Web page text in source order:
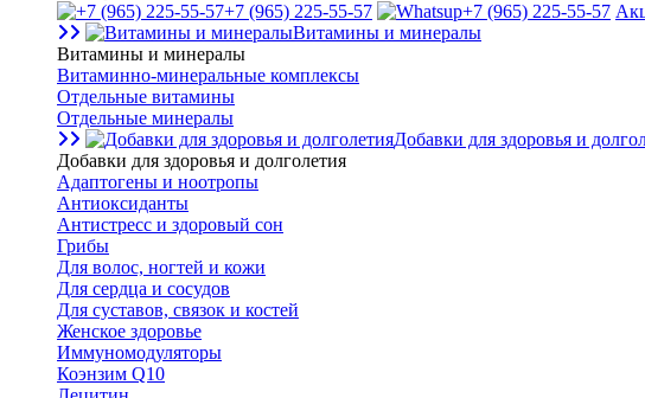
+7 (965) 225-55-57 +7 (965) 225-55-57
Витамины и минералы
Витамины и минералы
Витаминно-минеральные комплексы
Отдельные витамины
Отдельные минералы
Добавки для здоровья и
Добавки для здоровья и долголетия
Адаптогены и ноотропы
Антиоксиданты
Антистресс и здоровый сон
Грибы
Для волос, ногтей и кожи
Для сердца и сосудов
Для суставов, связок и костей
Женское здоровье
Иммуномодуляторы
Коэнзим Q10